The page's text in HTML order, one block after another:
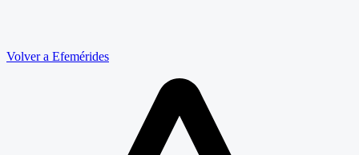
Volver a Efemérides